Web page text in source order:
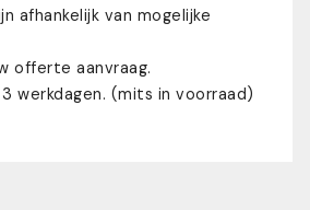
afhankelijk van mogelijke
offerte aanvraag.
werkdagen. (mits in voorraad)